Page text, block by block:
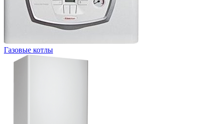
Газовые котлы